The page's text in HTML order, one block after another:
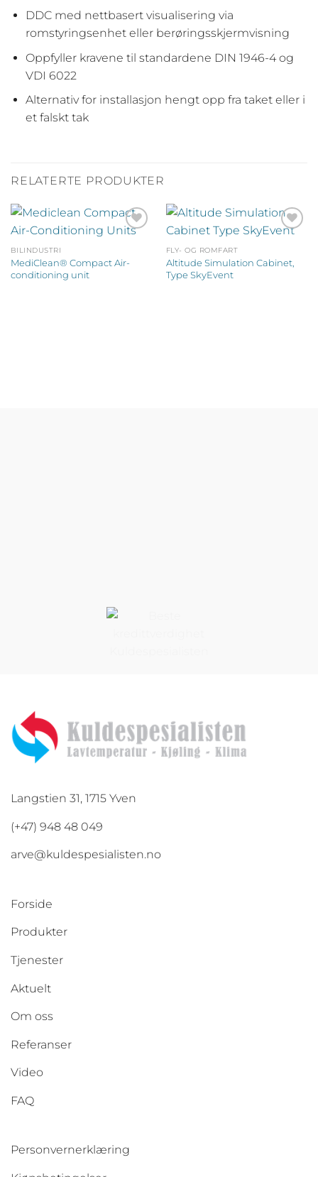
DDC med nettbasert visualisering via
romstyringsenhet eller berøringsskjermvisning
Oppfyller kravene til standardene DIN 1946-4 og
VDI 6022
Alternativ for installasjon hengt opp fra taket eller i
et falskt tak
RELATERTE PRODUKTER
BILINDUSTRI
MediClean® Compact Air-
conditioning unit
FLY- OG ROMFART
Altitude Simulation Cabinet,
Type SkyEvent
Langstien 31, 1715 Yven
(+47) 948 48 049
arve@kuldespesialisten.no
Forside
Produkter
Tjenester
Aktuelt
Om oss
Referanser
Video
FAQ
Personvernerklæring